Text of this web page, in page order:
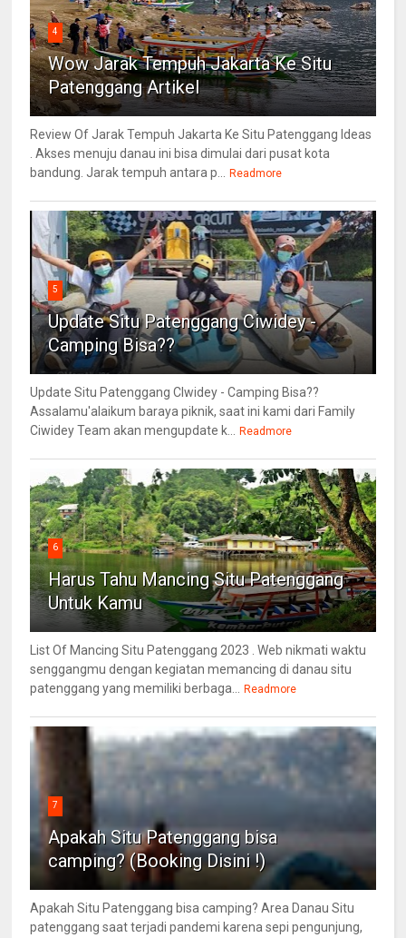
4
Wow Jarak Tempuh Jakarta Ke Situ
Patenggang Artikel
Review Of Jarak Tempuh Jakarta Ke Situ Patenggang Ideas
. Akses menuju danau ini bisa dimulai dari pusat kota
bandung. Jarak tempuh antara p...
Readmore
5
Update Situ Patenggang Ciwidey -
Camping Bisa??
Update Situ Patenggang CIwidey - Camping Bisa??
Assalamu'alaikum baraya piknik, saat ini kami dari Family
Ciwidey Team akan mengupdate k...
Readmore
6
Harus Tahu Mancing Situ Patenggang
Untuk Kamu
List Of Mancing Situ Patenggang 2023 . Web nikmati waktu
senggangmu dengan kegiatan memancing di danau situ
patenggang yang memiliki berbaga...
Readmore
7
Apakah Situ Patenggang bisa
camping? (Booking Disini !)
Apakah Situ Patenggang bisa camping? Area Danau Situ
patenggang saat terjadi pandemi karena sepi pengunjung,